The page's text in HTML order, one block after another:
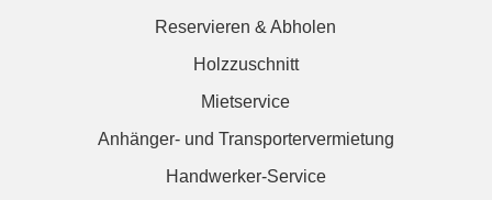
Reservieren & Abholen
Holzzuschnitt
Mietservice
Anhänger- und Transportervermietung
Handwerker-Service